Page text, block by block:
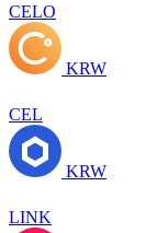
CELO
KRW
CEL
KRW
LINK